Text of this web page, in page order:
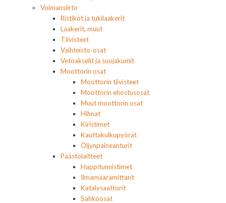
Voimansiirto
Ristikot ja tukilaakerit
Laakerit, muut
Tiivisteet
Vaihteisto-osat
Vetoakselit ja suojakumit
Moottorin osat
Moottorin tiivisteet
Moottorin ehostusosat
Muut moottorin osat
Hihnat
Kiristimet
Kauttakulkupyörät
Öljynpaineanturit
Päästölaitteet
Happitunnistimet
Ilmamäärämittarit
Katalysaattorit
Sähköosat